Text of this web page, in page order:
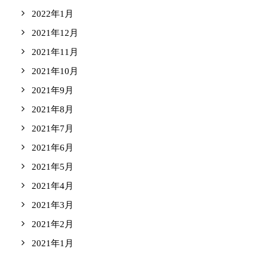
2022年1月
2021年12月
2021年11月
2021年10月
2021年9月
2021年8月
2021年7月
2021年6月
2021年5月
2021年4月
2021年3月
2021年2月
2021年1月